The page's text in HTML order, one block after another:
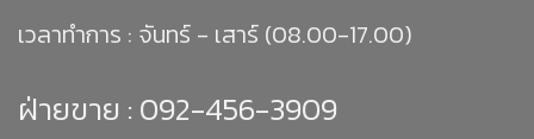
เวลาทำการ : จันทร์ - เสาร์ (08.00-17.00)
ฝ่ายขาย : 092-456-3909